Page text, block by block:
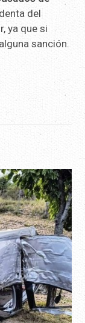
del
ya que si
sanción.